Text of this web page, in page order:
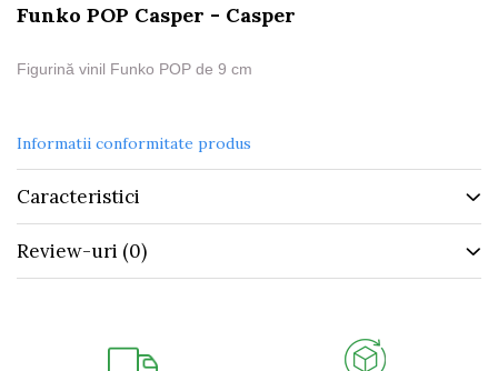
Funko POP Casper - Casper
Figurină vinil Funko POP de 9 cm
Informatii conformitate produs
Caracteristici
Review-uri (0)